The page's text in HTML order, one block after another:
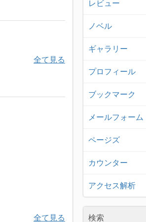
全て見る
全て見る
レビュー
ノベル
ギャラリー
プロフィール
ブックマーク
メールフォーム
ページズ
カウンター
アクセス解析
検索